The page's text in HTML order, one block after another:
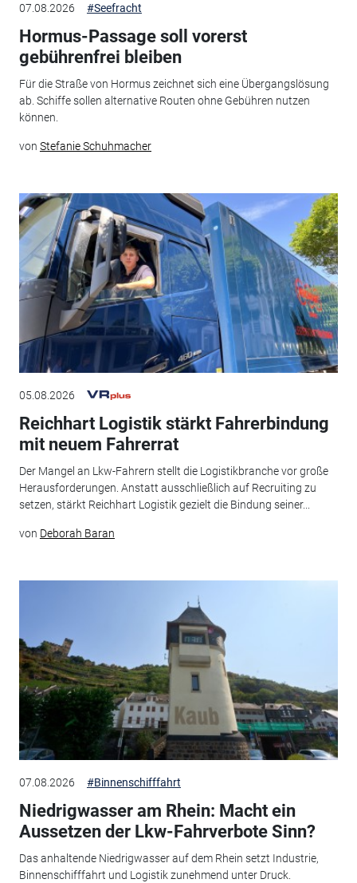
07.08.2026 #Seefracht
Hormus-Passage soll vorerst
gebührenfrei bleiben
Für die Straße von Hormus zeichnet sich eine Übergangslösung
ab. Schiffe sollen alternative Routen ohne Gebühren nutzen
können.
von Stefanie Schuhmacher
05.08.2026
Reichhart Logistik stärkt Fahrerbindung
mit neuem Fahrerrat
Der Mangel an Lkw-Fahrern stellt die Logistikbranche vor große
Herausforderungen. Anstatt ausschließlich auf Recruiting zu
setzen, stärkt Reichhart Logistik gezielt die Bindung seiner...
von Deborah Baran
07.08.2026 #Binnenschifffahrt
Niedrigwasser am Rhein: Macht ein
Aussetzen der Lkw-Fahrverbote Sinn?
Das anhaltende Niedrigwasser auf dem Rhein setzt Industrie,
Binnenschifffahrt und Logistik zunehmend unter Druck.